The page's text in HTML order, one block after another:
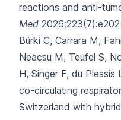
reactions and anti-
Med
Bürki C, Carrara M,
Neacsu M, Teufel S,
H, Singer F, du Plessis
co-circulating
Switzerland with